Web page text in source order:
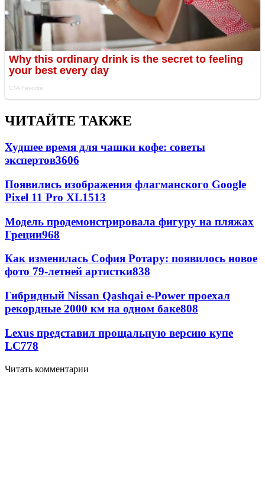
ЧИТАЙТЕ ТАКЖЕ
Худшее время для чашки кофе: советы
экспертов3606
Появились изображения флагманского Google
Pixel 11 Pro XL1513
Модель продемонстрировала фигуру на пляжах
Греции968
Как изменилась София Ротару: появилось новое
фото 79-летней артистки838
Гибридный Nissan Qashqai e-Power проехал
рекордные 2000 км на одном баке808
Lexus представил прощальную версию купе
LC778
Читать комментарии